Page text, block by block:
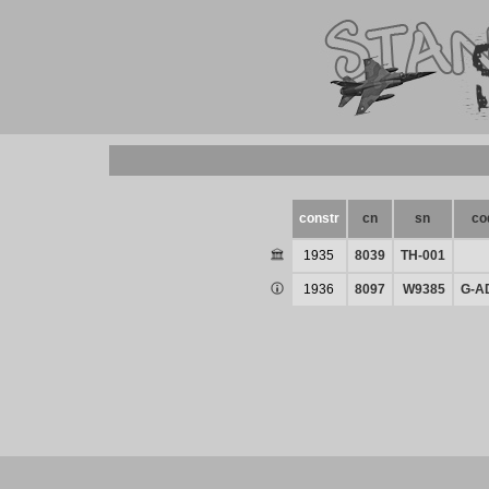
constr cn sn
1935 8039 TH-001
1936 8097 W9385 G-